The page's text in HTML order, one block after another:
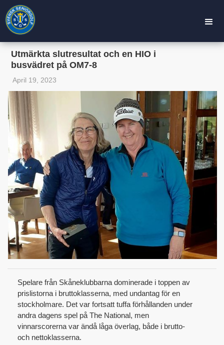
Utmärkta slutresultat och en HIO i
busvädret på OM7-8
April 19, 2023
Spelare från Skåneklubbarna dominerade i toppen av
prislistorna i bruttoklasserna, med undantag för en
stockholmare. Det var fortsatt tuffa förhållanden under
andra dagens spel på The National, men
vinnarscorerna var ändå låga överlag, både i brutto-
och nettoklasserna.